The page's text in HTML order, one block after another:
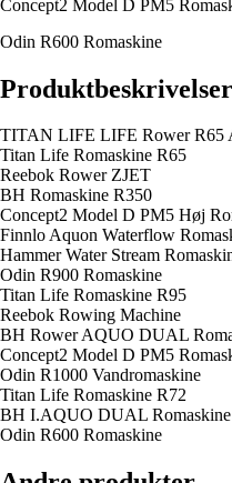
Concept2 Model D PM5
Odin R600 Romaskine
Produktbeskrivelser
TITAN LIFE LIFE Rower R65
Titan Life Romaskine R65
Reebok Rower ZJET
BH Romaskine R350
Concept2 Model D PM5 Høj
Finnlo Aquon Waterflow
Hammer Water Stream
Odin R900 Romaskine
Titan Life Romaskine R95
Reebok Rowing Machine
BH Rower AQUO DUAL
Concept2 Model D PM5
Odin R1000 Vandromaskine
Titan Life Romaskine R72
BH I.AQUO DUAL
Odin R600 Romaskine